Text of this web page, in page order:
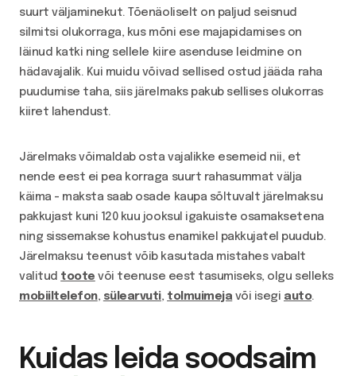
suurt väljaminekut. Tõenäoliselt on paljud seisnud
silmitsi olukorraga, kus mõni ese majapidamises on
läinud katki ning sellele kiire asenduse leidmine on
hädavajalik. Kui muidu võivad sellised ostud jääda raha
puudumise taha, siis järelmaks pakub sellises olukorras
kiiret lahendust.
Järelmaks võimaldab osta vajalikke esemeid nii, et
nende eest ei pea korraga suurt rahasummat välja
käima - maksta saab osade kaupa sõltuvalt järelmaksu
pakkujast kuni 120 kuu jooksul igakuiste osamaksetena
ning sissemakse kohustus enamikel pakkujatel puudub.
Järelmaksu teenust võib kasutada mistahes vabalt
valitud toote või teenuse eest tasumiseks, olgu selleks
mobiiltelefon, sülearvuti, tolmuimejavõi isegi auto.
Kuidas leida soodsaim